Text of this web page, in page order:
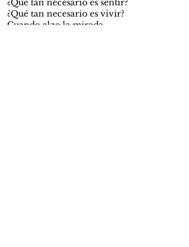
¿Qué tan necesario es sentir?
¿Qué tan necesario es vivir?
Cuando alzo la mirada